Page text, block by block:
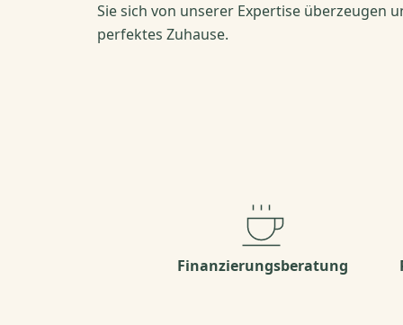
Sie sich von unserer Expertise überzeugen
perfektes Zuhause.
Finanzierungsberatung